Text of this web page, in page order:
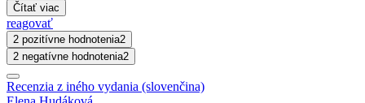
Čítať viac
reagovať
2 pozitívne hodnotenia2
2 negatívne hodnotenia2
Recenzia z iného vydania (slovenčina)